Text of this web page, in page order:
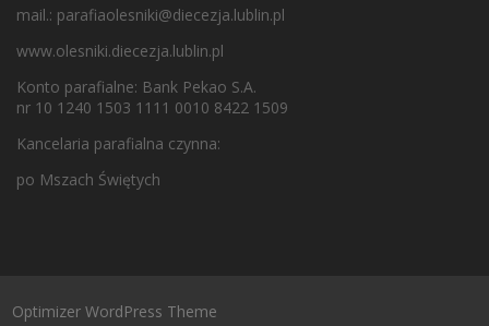
mail.: parafiaolesniki@diecezja.lublin.pl
www.olesniki.diecezja.lublin.pl
Konto parafialne: Bank Pekao S.A.
nr 10 1240 1503 1111 0010 8422 1509
Kancelaria parafialna czynna:
po Mszach Świętych
Optimizer WordPress Theme